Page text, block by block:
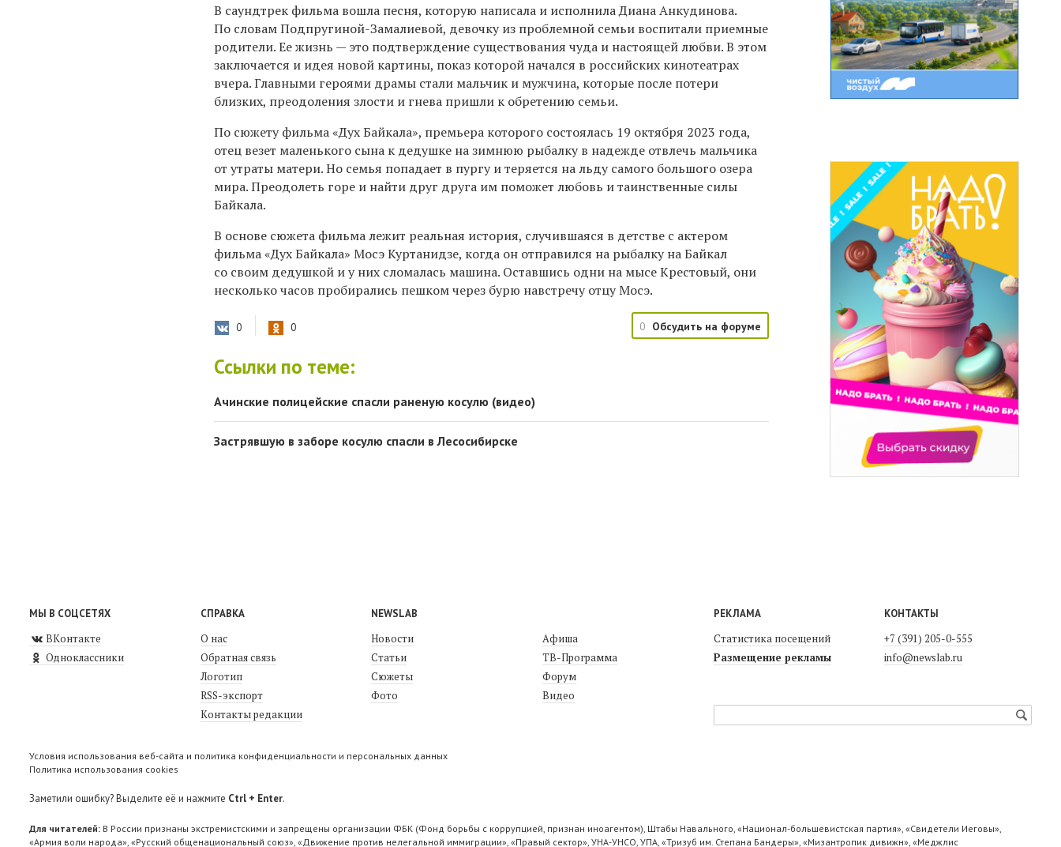
В саундтрек фильма вошла песня, которую написала и исполнила Диана Анкудинова.
По словам Подпругиной-Замалиевой, девочку из проблемной семьи воспитали приемные
родители. Ее жизнь — это подтверждение существования чуда и настоящей любви. В этом
заключается и идея новой картины, показ которой начался в российских кинотеатрах
вчера. Главными героями драмы стали мальчик и мужчина, которые после потери
близких, преодоления злости и гнева пришли к обретению семьи.
По сюжету фильма «Дух Байкала», премьера которого состоялась 19 октября 2023 года,
отец везет маленького сына к дедушке на зимнюю рыбалку в надежде отвлечь мальчика
от утраты матери. Но семья попадает в пургу и теряется на льду самого большого озера
мира. Преодолеть горе и найти друг друга им поможет любовь и таинственные силы
Байкала.
В основе сюжета фильма лежит реальная история, случившаяся в детстве с актером
фильма «Дух Байкала» Мосэ Куртанидзе, когда он отправился на рыбалку на Байкал
со своим дедушкой и у них сломалась машина. Оставшись одни на мысе Крестовый, они
несколько часов пробирались пешком через бурю навстречу отцу Мосэ.
0 0 0 Обсудить на форуме
Ссылки по теме:
Ачинские полицейские спасли раненую косулю (видео)
Застрявшую в заборе косулю спасли в Лесосибирске
МЫ В СОЦСЕТЯХ
ВКонтакте
Одноклассники
СПРАВКА
О нас
Обратная связь
Логотип
RSS-экспорт
Контакты редакции
NEWSLAB
Новости
Статьи
Сюжеты
Фото
Афиша
ТВ-Программа
Форум
Видео
РЕКЛАМА
Статистика посещений
Размещение рекламы
КОНТАКТЫ
+7 (391) 205-0-555
info@newslab.ru
Условия использования веб-сайта и политика конфиденциальности и персональных данных
Политика использования cookies
Заметили ошибку? Выделите её и нажмите Ctrl + Enter.
Для читателей: В России признаны экстремистскими и запрещены организации ФБК (Фонд борьбы с коррупцией, признан иноагентом), Штабы Навального, «Национал-большевистская партия», «Свидетели Иеговы»,
«Армия воли народа», «Русский общенациональный союз», «Движение против нелегальной иммиграции», «Правый сектор», УНА-УНСО, УПА, «Тризуб им. Степана Бандеры», «Мизантропик дивижн», «Меджлис